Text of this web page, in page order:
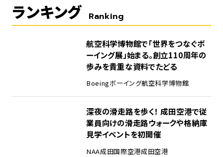
ランキング Ranking
航空科学博物館で「世界をつなぐボ
ーイング展」始まる。創立110周年の
歩みを貴重な資料でたどる
Boeingボーイング航空科学博物館
深夜の滑走路を歩く！ 成田空港で従
業員向けの滑走路ウォークや格納庫
見学イベントを初開催
NAA成田国際空港成田空港